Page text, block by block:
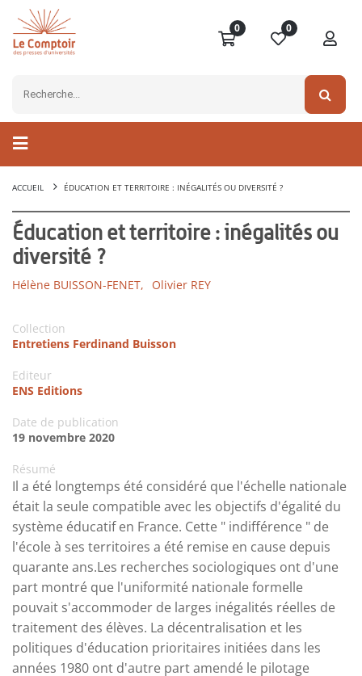
0 0
ACCUEIL ÉDUCATION ET TERRITOIRE : INÉGALITÉS OU DIVERSITÉ ?
Éducation et territoire : inégalités ou
diversité ?
Hélène BUISSON-FENET, Olivier REY
Collection
Entretiens Ferdinand Buisson
Editeur
ENS Editions
Date de publication
19 novembre 2020
Résumé
Il a été longtemps été considéré que l'échelle nationale
était la seule compatible avec les objectifs d'égalité du
système éducatif en France. Cette " indifférence " de
l'école à ses territoires a été remise en cause depuis
quarante ans.Les recherches sociologiques ont d'une
part montré que l'uniformité nationale formelle
pouvait s'accommoder de larges inégalités réelles de
traitement des élèves. La décentralisation et les
politiques d'éducation prioritaires initiées dans les
années 1980 ont d'autre part amendé le pilotage